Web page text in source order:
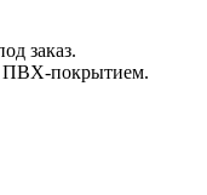
заказ.
ПВХ-покрытием.